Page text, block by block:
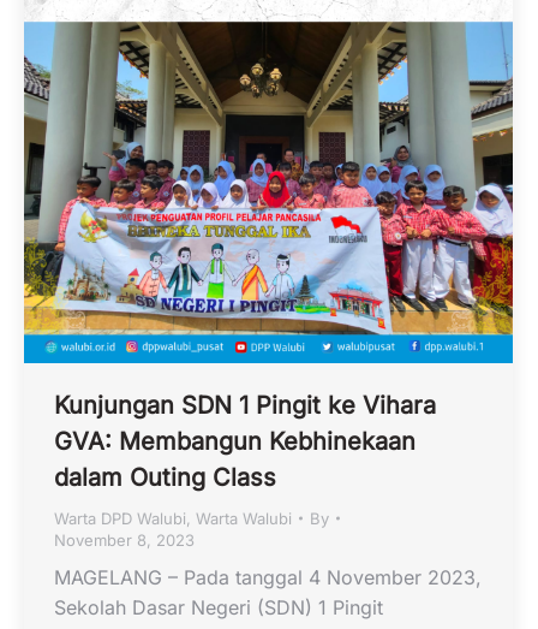
Kunjungan SDN 1 Pingit ke Vihara
GVA: Membangun Kebhinekaan
dalam Outing Class
Warta DPD Walubi Warta Walubi
By
November 8, 2023
MAGELANG – Pada tanggal 4 November 2023,
Sekolah Dasar Negeri (SDN) 1 Pingit